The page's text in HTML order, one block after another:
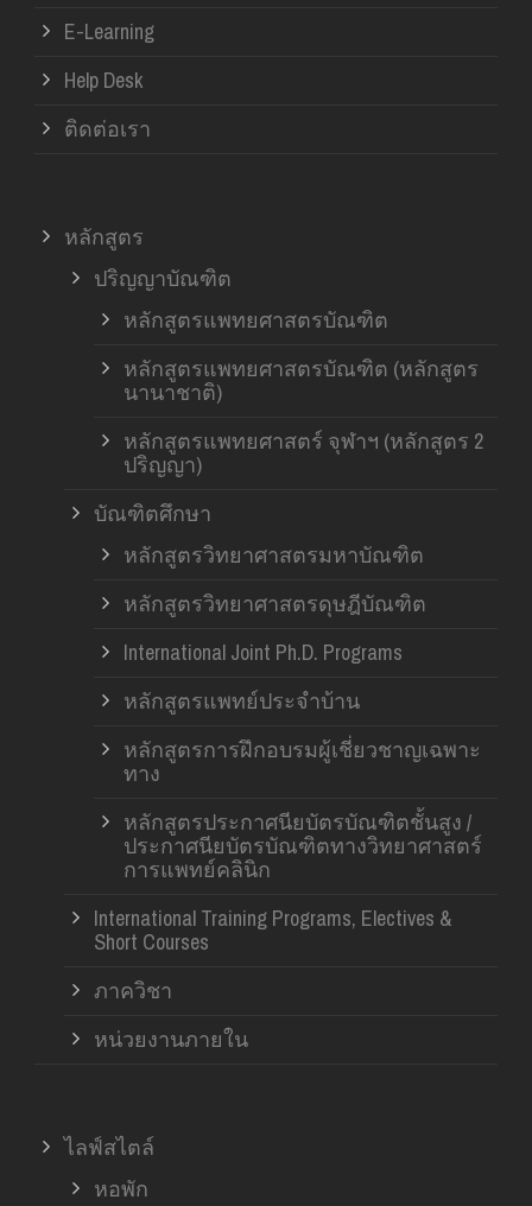
E-Learning
Help Desk
ติดต่อเรา
หลักสูตร
ปริญญาบัณฑิต
หลักสูตรแพทยศาสตรบัณฑิต
หลักสูตรแพทยศาสตรบัณฑิต (หลักสูตร
นานาชาติ)
หลักสูตรแพทยศาสตร์ จุฬาฯ (หลักสูตร 2
ปริญญา)
บัณฑิตศึกษา
หลักสูตรวิทยาศาสตรมหาบัณฑิต
หลักสูตรวิทยาศาสตรดุษฎีบัณฑิต
International Joint Ph.D. Programs
หลักสูตรแพทย์ประจำบ้าน
หลักสูตรการฝึกอบรมผู้เชี่ยวชาญเฉพาะ
ทาง
หลักสูตรประกาศนียบัตรบัณฑิตชั้นสูง /
ประกาศนียบัตรบัณฑิตทางวิทยาศาสตร์
การแพทย์คลินิก
International Training Programs, Electives &
Short Courses
ภาควิชา
หน่วยงานภายใน
ไลฟ์สไตล์
หอพัก